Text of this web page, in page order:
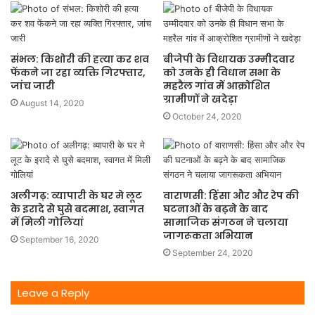
संभल: किशोरी की हत्या कर शव
फेंकने जा रहा व्यक्ति गिरफ्तार,
जांच जारी
August 14, 2020
बीजेपी के विधायक उम्मीदवार
को उनके ही विधान सभा के
महरैल गांव में आक्रोशित
ग्रामीणों ने खदेड़ा
October 24, 2020
अलीगढ़: व्यापारी के घर मे लूट
के इरादे से घुसे बदमाश, स्वागत
में मिली गोलियां
September 16, 2020
वाराणसी: हिंसा और और रेप की
घटनाओं के बढ़ने के बाद
सामाजिक संगठन ने चलाया
जागरूकता अभियान
September 24, 2020
Leave a Reply